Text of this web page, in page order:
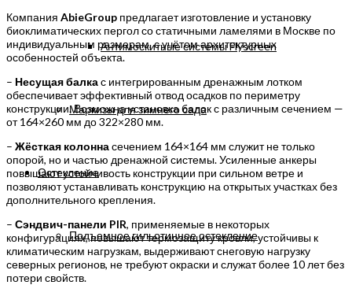
Антимоскитные системы Flyscreen
Маркизы для зимнего сада
Остекление
Подъемное гильотинное остекление
Компания AbieGroup предлагает изготовление и установку
биоклиматических пергол со статичными ламелями в Москве по
индивидуальным размерам, с учётом архитектурных
особенностей объекта.
– Несущая балкас интегрированным дренажным лотком
обеспечивает эффективный отвод осадков по периметру
конструкции. Возможна установка балок с различным сечением —
от 164×260 мм до 322×280 мм.
– Жёсткая колоннасечением 164×164 мм служит не только
опорой, но и частью дренажной системы. Усиленные анкеры
повышают устойчивость конструкции при сильном ветре и
позволяют устанавливать конструкцию на открытых участках без
дополнительного крепления.
– Сэндвич-панели PIR, применяемые в некоторых
конфигурациях, повышают термозащиту кровли, устойчивы к
климатическим нагрузкам, выдерживают снеговую нагрузку
северных регионов, не требуют окраски и служат более 10 лет без
потери свойств.